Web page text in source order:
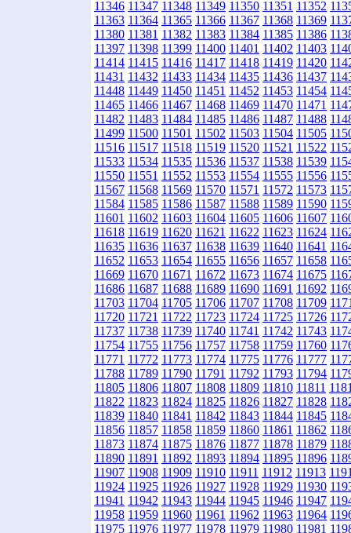
11346 11347 11348 11349 11350 11351 11352
11363 11364 11365 11366 11367 11368 11369
11380 11381 11382 11383 11384 11385 11386
11397 11398 11399 11400 11401 11402 11403
11414 11415 11416 11417 11418 11419 11420
11431 11432 11433 11434 11435 11436 11437
11448 11449 11450 11451 11452 11453 11454
11465 11466 11467 11468 11469 11470 11471
11482 11483 11484 11485 11486 11487 11488
11499 11500 11501 11502 11503 11504 11505
11516 11517 11518 11519 11520 11521 11522
11533 11534 11535 11536 11537 11538 11539
11550 11551 11552 11553 11554 11555 11556
11567 11568 11569 11570 11571 11572 11573
11584 11585 11586 11587 11588 11589 11590
11601 11602 11603 11604 11605 11606 11607
11618 11619 11620 11621 11622 11623 11624
11635 11636 11637 11638 11639 11640 11641
11652 11653 11654 11655 11656 11657 11658
11669 11670 11671 11672 11673 11674 11675
11686 11687 11688 11689 11690 11691 11692
11703 11704 11705 11706 11707 11708 11709
11720 11721 11722 11723 11724 11725 11726
11737 11738 11739 11740 11741 11742 11743
11754 11755 11756 11757 11758 11759 11760
11771 11772 11773 11774 11775 11776 11777
11788 11789 11790 11791 11792 11793 11794
11805 11806 11807 11808 11809 11810 11811
11822 11823 11824 11825 11826 11827 11828
11839 11840 11841 11842 11843 11844 11845
11856 11857 11858 11859 11860 11861 11862
11873 11874 11875 11876 11877 11878 11879
11890 11891 11892 11893 11894 11895 11896
11907 11908 11909 11910 11911 11912 11913
11924 11925 11926 11927 11928 11929 11930
11941 11942 11943 11944 11945 11946 11947
11958 11959 11960 11961 11962 11963 11964
11975 11976 11977 11978 11979 11980 11981